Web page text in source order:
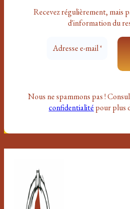
Recevez régulièrement, mais
d'information du
Nous ne spammons pas !
confidentialité pour plus